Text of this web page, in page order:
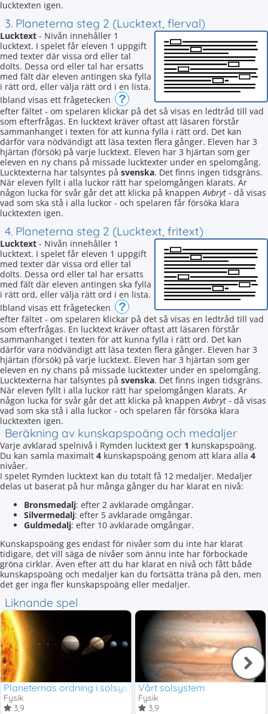
lucktexten igen.
3. Planeterna steg 2 (Lucktext, flerval)
Lucktext - Nivån innehåller 1
lucktext. I spelet får eleven 1 uppgift
med texter där vissa ord eller tal
dolts. Dessa ord eller tal har ersatts
med fält där eleven antingen ska fylla
i rätt ord, eller välja rätt ord i en lista.
Ibland visas ett frågetecken
?
efter fältet - om spelaren klickar på det så visas en ledtråd till vad
som efterfrågas. En lucktext kräver oftast att läsaren förstår
sammanhanget i texten för att kunna fylla i rätt ord. Det kan
därför vara nödvändigt att läsa texten flera gånger. Eleven har 3
hjärtan (försök) på varje lucktext. Eleven har 3 hjärtan som ger
eleven en ny chans på missade lucktexter under en spelomgång.
Lucktexterna har talsyntes på svenska. Det finns ingen tidsgräns.
När eleven fyllt i alla luckor rätt har spelomgången klarats. Är
någon lucka för svår går det att klicka på knappenAvbryt - då visas
vad som ska stå i alla luckor - och spelaren får försöka klara
lucktexten igen.
4. Planeterna steg 2 (Lucktext, fritext)
Lucktext - Nivån innehåller 1
lucktext. I spelet får eleven 1 uppgift
med texter där vissa ord eller tal
dolts. Dessa ord eller tal har ersatts
med fält där eleven antingen ska fylla
i rätt ord, eller välja rätt ord i en lista.
Ibland visas ett frågetecken
?
efter fältet - om spelaren klickar på det så visas en ledtråd till vad
som efterfrågas. En lucktext kräver oftast att läsaren förstår
sammanhanget i texten för att kunna fylla i rätt ord. Det kan
därför vara nödvändigt att läsa texten flera gånger. Eleven har 3
hjärtan (försök) på varje lucktext. Eleven har 3 hjärtan som ger
eleven en ny chans på missade lucktexter under en spelomgång.
Lucktexterna har talsyntes på svenska. Det finns ingen tidsgräns.
När eleven fyllt i alla luckor rätt har spelomgången klarats. Är
någon lucka för svår går det att klicka på knappenAvbryt - då visas
vad som ska stå i alla luckor - och spelaren får försöka klara
lucktexten igen.
Beräkning av kunskapspoäng och medaljer
Varje avklarad spelnivå i Rymden lucktext ger 1 kunskapspoäng.
Du kan samla maximalt 4 kunskapspoäng genom att klara alla 4
nivåer.
I spelet Rymden lucktext kan du totalt få 12 medaljer. Medaljer
delas ut baserat på hur många gånger du har klarat en nivå:
Bronsmedalj: efter 2 avklarade omgångar.
Silvermedalj: efter 5 avklarade omgångar.
Guldmedalj: efter 10 avklarade omgångar.
Kunskapspoäng ges endast för nivåer som du inte har klarat
tidigare, det vill säga de nivåer som ännu inte har förbockade
gröna cirklar. Även efter att du har klarat en nivå och fått både
kunskapspoäng och medaljer kan du fortsätta träna på den, men
det ger inga fler kunskapspoäng eller medaljer.
Liknande spel
Planeternas ordning i solsystemet
Fysik
3,9
Vårt solsystem
Fysik
3,9